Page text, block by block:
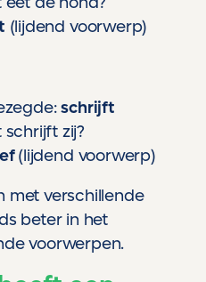
(lijdend voorwerp)
schrijft
zij?
(lijdend voorwerp)
met verschillende
beter in het
voorwerpen.